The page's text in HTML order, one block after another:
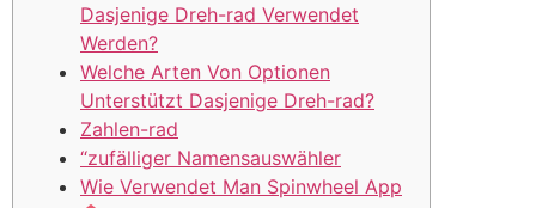
Dasjenige Dreh-rad Verwendet
Werden?
Welche Arten Von Optionen
Unterstützt Dasjenige Dreh-rad?
Zahlen-rad
“zufälliger Namensauswähler
Wie Verwendet Man Spinwheel App